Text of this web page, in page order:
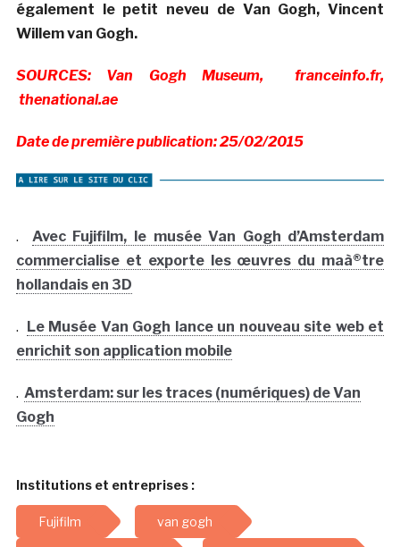
également le petit neveu de Van Gogh, Vincent
Willem van Gogh.
SOURCES: Van Gogh Museum, franceinfo.fr,
thenational.ae
Date de première publication: 25/02/2015
. Avec Fujifilm, le musée Van Gogh d’Amsterdam
commercialise et exporte les œuvres du maà®tre
hollandais en 3D
. Le Musée Van Gogh lance un nouveau site web et
enrichit son application mobile
. Amsterdam: sur les traces (numériques) de Van
Gogh
Institutions et entreprises :
Fujifilm van gogh